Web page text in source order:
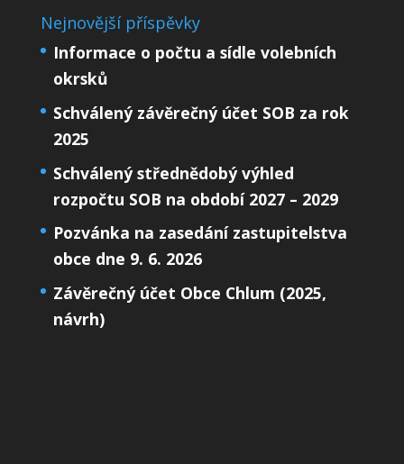
Nejnovější příspěvky
Informace o počtu a sídle volebních
okrsků
Schválený závěrečný účet SOB za rok
2025
Schválený střednědobý výhled
rozpočtu SOB na období 2027 – 2029
Pozvánka na zasedání zastupitelstva
obce dne 9. 6. 2026
Závěrečný účet Obce Chlum (2025,
návrh)